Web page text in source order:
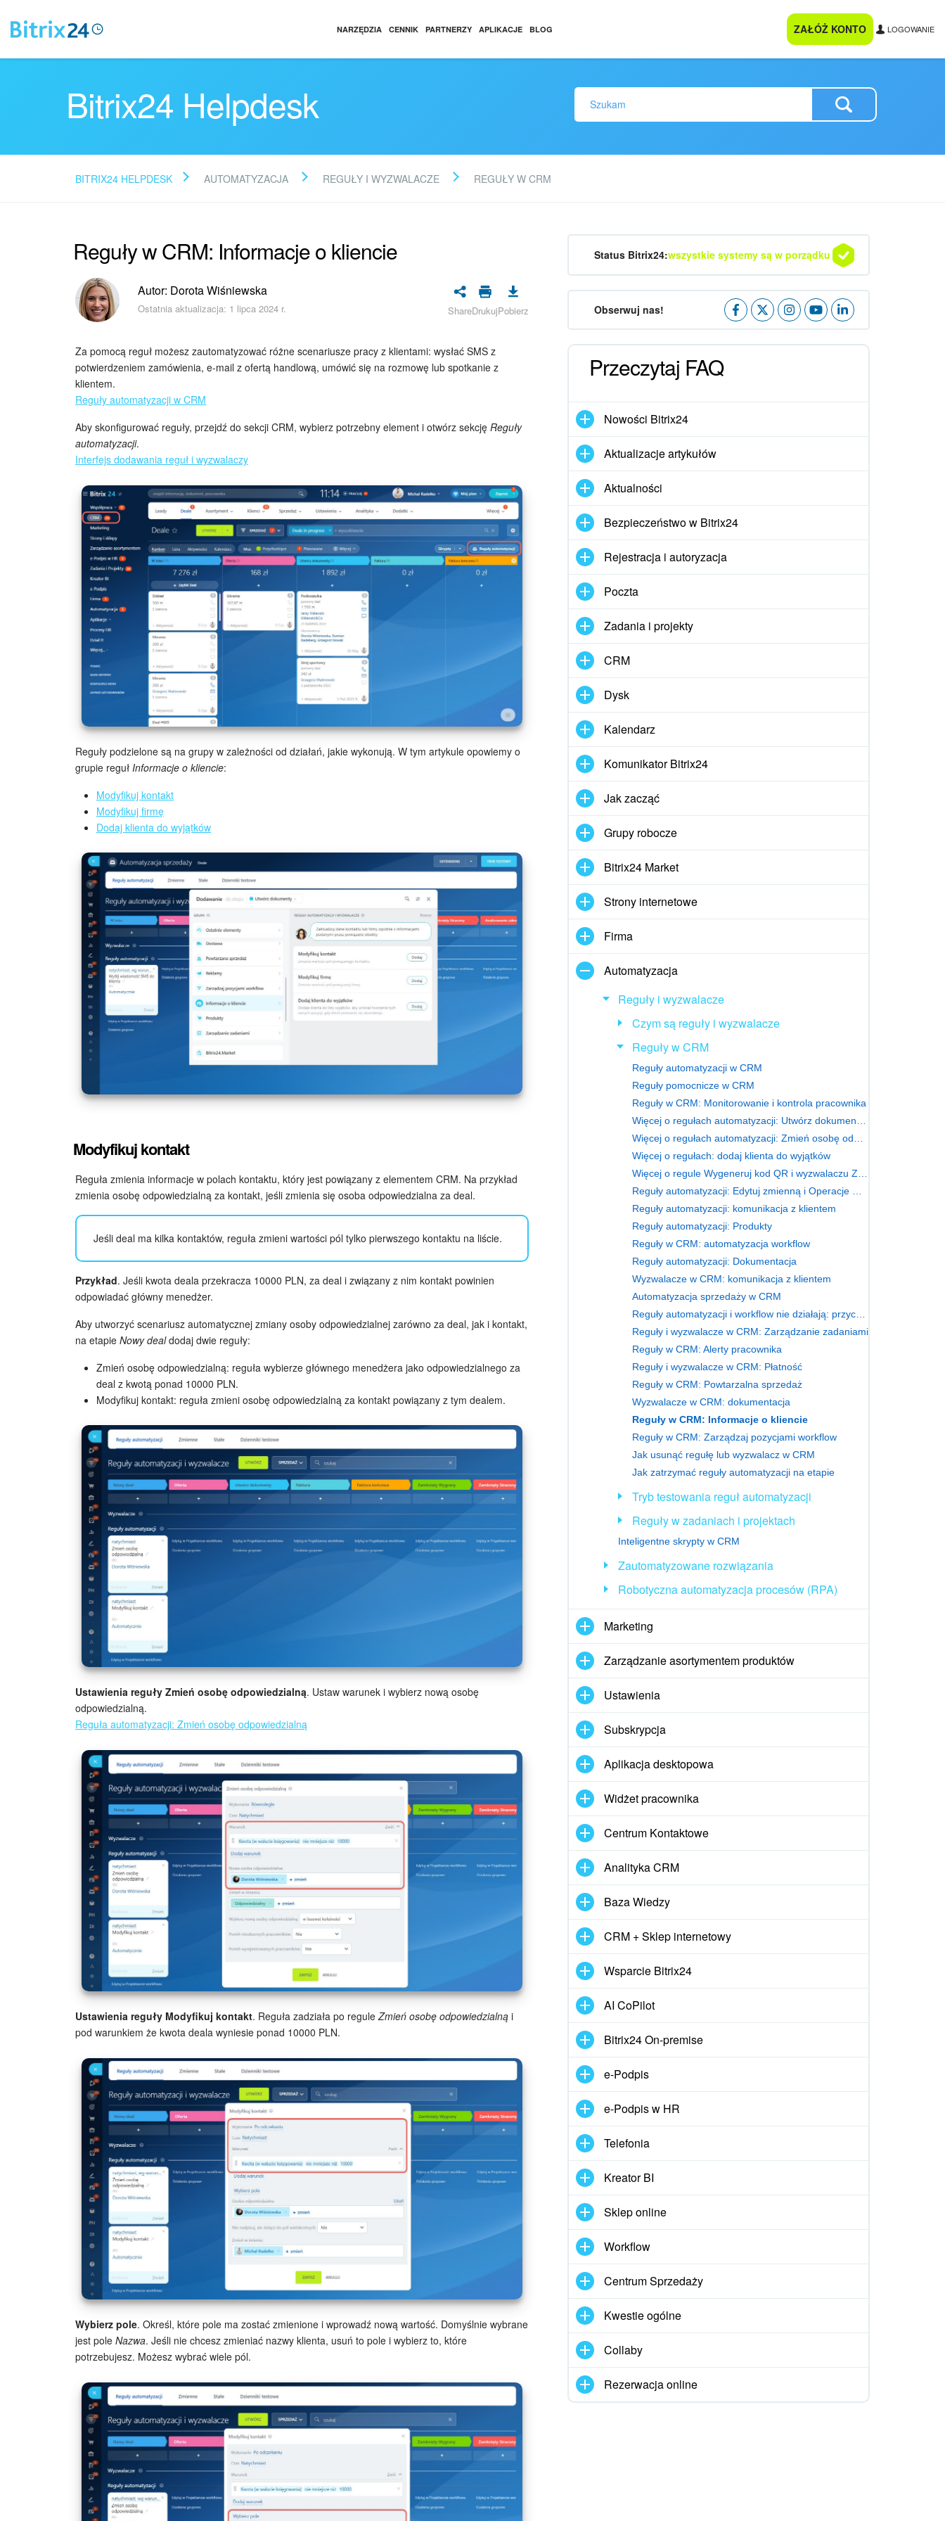
NARZĘDZIA CENNIK PARTNERZY APLIKACJE BLOG ZAŁÓŻ KONTO LOGOWANIE
Bitrix24 Helpdesk
BITRIX24 HELPDESK AUTOMATYZACJA REGUŁY I WYZWALACZE REGUŁY W CRM
Reguły w CRM: Informacje o kliencie
Autor: Dorota Wiśniewska
Ostatnia aktualizacja: 1 lipca 2024 r. ShareDrukujPobierz
Za pomocą reguł możesz zautomatyzować różne scenariusze pracy z klientami: wysłać SMS z
potwierdzeniem zamówienia, e-mail z ofertą handlową, umówić się na rozmowę lub spotkanie z
klientem.
Reguły automatyzacji w CRM
Aby skonfigurować reguły, przejdź do sekcji CRM, wybierz potrzebny element i otwórz sekcję Reguły
automatyzacji.
Interfejs dodawania reguł i wyzwalaczy
Reguły podzielone są na grupy w zależności od działań, jakie wykonują. W tym artykule opowiemy o
grupie reguł Informacje o kliencie:
Modyfikuj kontakt
Modyfikuj firmę
Dodaj klienta do wyjątków
Modyfikuj kontakt
Reguła zmienia informacje w polach kontaktu, który jest powiązany z elementem CRM. Na przykład
zmienia osobę odpowiedzialną za kontakt, jeśli zmienia się osoba odpowiedzialna za deal.
Jeśli deal ma kilka kontaktów, reguła zmieni wartości pól tylko pierwszego kontaktu na liście.
Przykład. Jeśli kwota deala przekracza 10000 PLN, za deal i związany z nim kontakt powinien
odpowiadać główny menedżer.
Aby utworzyć scenariusz automatycznej zmiany osoby odpowiedzialnej zarówno za deal, jak i kontakt,
na etapie Nowy dealdodaj dwie reguły:
Zmień osobę odpowiedzialną: reguła wybierze głównego menedżera jako odpowiedzialnego za
deal z kwotą ponad 10000 PLN.
Modyfikuj kontakt: reguła zmieni osobę odpowiedzialną za kontakt powiązany z tym dealem.
Ustawienia reguły Zmień osobę odpowiedzialną. Ustaw warunek i wybierz nową osobę
odpowiedzialną.
Reguła automatyzacji: Zmień osobę odpowiedzialną
Ustawienia reguły Modyfikuj kontakt. Reguła zadziała po reguleZmień osobę odpowiedzialną i
pod warunkiem że kwota deala wyniesie ponad 10000 PLN.
Wybierz pole. Określ, które pole ma zostać zmienione i wprowadź nową wartość. Domyślnie wybrane
jest pole Nazwa. Jeśli nie chcesz zmieniać nazwy klienta, usuń to pole i wybierz to, które
potrzebujesz. Możesz wybrać wiele pól.
Status Bitrix24:wszystkie systemy są w porządku
Obserwuj nas!
Przeczytaj FAQ
Nowości Bitrix24
Aktualizacje artykułów
Aktualności
Bezpieczeństwo w Bitrix24
Rejestracja i autoryzacja
Poczta
Zadania i projekty
CRM
Dysk
Kalendarz
Komunikator Bitrix24
Jak zacząć
Grupy robocze
Bitrix24 Market
Strony internetowe
Firma
Automatyzacja
Reguły i wyzwalacze
Czym są reguły i wyzwalacze
Reguły w CRM
Reguły automatyzacji w CRM
Reguły pomocnicze w CRM
Reguły w CRM: Monitorowanie i kontrola pracownika
Więcej o regułach: dodaj klienta do wyjątków
Reguły automatyzacji: komunikacja z klientem
Reguły automatyzacji: Produkty
Reguły w CRM: automatyzacja workflow
Reguły automatyzacji: Dokumentacja
Wyzwalacze w CRM: komunikacja z klientem
Automatyzacja sprzedaży w CRM
Reguły i wyzwalacze w CRM: Zarządzanie zadaniami
Reguły w CRM: Alerty pracownika
Reguły i wyzwalacze w CRM: Płatność
Reguły w CRM: Powtarzalna sprzedaż
Wyzwalacze w CRM: dokumentacja
Reguły w CRM: Informacje o kliencie
Reguły w CRM: Zarządzaj pozycjami workflow
Jak usunąć regułę lub wyzwalacz w CRM
Jak zatrzymać reguły automatyzacji na etapie
Tryb testowania reguł automatyzacji
Reguły w zadaniach i projektach
Inteligentne skrypty w CRM
Zautomatyzowane rozwiązania
Robotyczna automatyzacja procesów (RPA)
Marketing
Zarządzanie asortymentem produktów
Ustawienia
Subskrypcja
Aplikacja desktopowa
Widżet pracownika
Centrum Kontaktowe
Analityka CRM
Baza Wiedzy
CRM + Sklep internetowy
Wsparcie Bitrix24
AI CoPilot
Bitrix24 On-premise
e-Podpis
e-Podpis w HR
Telefonia
Kreator BI
Sklep online
Workflow
Centrum Sprzedaży
Kwestie ogólne
Collaby
Rezerwacja online